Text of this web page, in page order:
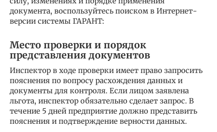
документа, воспользуйтесь поиском в Интернет-
версии системы ГАРАНТ:
Место проверки и порядок
представления документов
Инспектор в ходе проверки имеет право запросить
пояснения по вопросу расхождения данных и
документы для контроля. Если лицом заявлена
льгота, инспектор обязательно сделает запрос. В
течение 5 дней предприятие должно представить
пояснения и подтверждение верности данных.